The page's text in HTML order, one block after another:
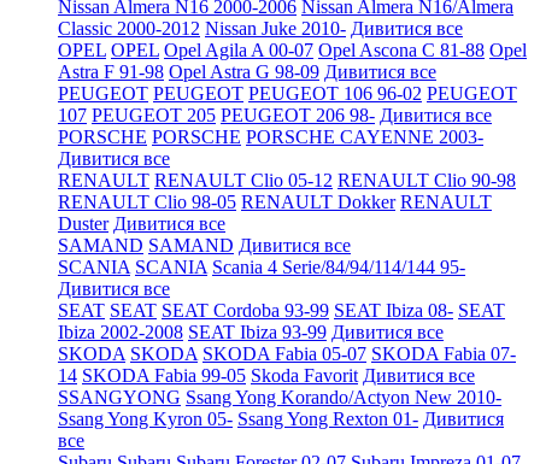
Nissan Almera N16 2000-2006 Nissan Almera N16/Almera
Classic 2000-2012 Nissan Juke 2010- Дивитися все
OPEL OPEL Opel Agila A 00-07 Opel Ascona C 81-88 Opel
Astra F 91-98 Opel Astra G 98-09 Дивитися все
PEUGEOT PEUGEOT PEUGEOT 106 96-02 PEUGEOT
107 PEUGEOT 205 PEUGEOT 206 98- Дивитися все
PORSCHE PORSCHE PORSCHE CAYENNE 2003-
Дивитися все
RENAULT RENAULT Clio 05-12 RENAULT Clio 90-98
RENAULT Clio 98-05 RENAULT Dokker RENAULT
Duster Дивитися все
SAMAND SAMAND Дивитися все
SCANIA SCANIA Scania 4 Serie/84/94/114/144 95-
Дивитися все
SEAT SEAT SEAT Cordoba 93-99 SEAT Ibiza 08- SEAT
Ibiza 2002-2008 SEAT Ibiza 93-99 Дивитися все
SKODA SKODA SKODA Fabia 05-07 SKODA Fabia 07-
14 SKODA Fabia 99-05 Skoda Favorit Дивитися все
SSANGYONG Ssang Yong Korando/Actyon New 2010-
Ssang Yong Kyron 05- Ssang Yong Rexton 01- Дивитися
все